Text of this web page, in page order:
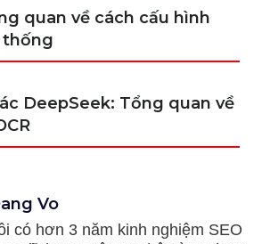
quan về cách cấu hình
thống
DeepSeek: Tổng quan về
Vo
có hơn 3 năm kinh nghiệm SEO